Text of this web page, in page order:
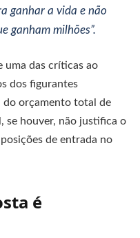
ganhar a vida e não
ganham milhões”.
uma das críticas ao
dos figurantes
do orçamento total de
se houver, não justifica o
de entrada no
é